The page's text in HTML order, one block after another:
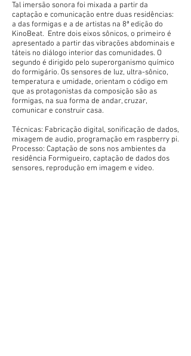
Tal imersão sonora foi mixada a partir da
captação e comunicação entre duas residências:
a das formigas e a de artistas na 8ª edição do
KinoBeat. Entre dois eixos sônicos, o primeiro é
apresentado a partir das vibrações abdominais e
táteis no diálogo interior das comunidades. O
segundo é dirigido pelo superorganismo químico
do formigário. Os sensores de luz, ultra-sônico,
temperatura e umidade, orientam o código em
que as protagonistas da composição são as
formigas, na sua forma de andar, cruzar,
comunicar e construir casa.
Técnicas: Fabricação digital, sonificação de dados,
mixagem de audio, programação em raspberry pi.
Processo: Captação de sons nos ambientes da
residência Formigueiro, captação de dados dos
sensores, reprodução em imagem e video.